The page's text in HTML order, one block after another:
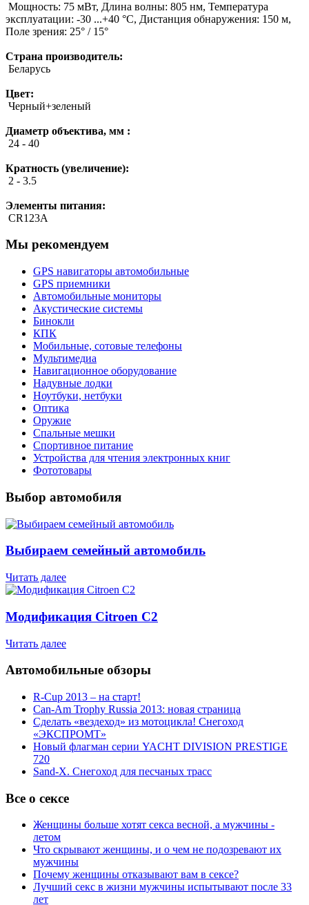
Мощность: 75 мВт, Длина волны: 805 нм, Температура
эксплуатации: -30 ...+40 °C, Дистанция обнаружения: 150 м,
Поле зрения: 25° / 15°
Страна производитель:
Беларусь
Цвет:
Черный+зеленый
Диаметр объектива, мм :
24 - 40
Кратность (увеличение):
2 - 3.5
Элементы питания:
СR123A
Мы рекомендуем
GPS навигаторы автомобильные
GPS приемники
Автомобильные мониторы
Акустические системы
Бинокли
КПК
Мобильные, сотовые телефоны
Мультимедиа
Навигационное оборудование
Надувные лодки
Ноутбуки, нетбуки
Оптика
Оружие
Спальные мешки
Спортивное питание
Устройства для чтения электронных книг
Фототовары
Выбор автомобиля
Выбираем семейный автомобиль
Читать далее
Модификация Citroen С2
Читать далее
Автомобильные обзоры
R-Cup 2013 – на старт!
Can-Am Trophy Russia 2013: новая страница
Сделать «вездеход» из мотоцикла! Снегоход
«ЭКСПРОМТ»
Новый флагман серии YACHT DIVISION PRESTIGE
720
Sand-X. Снегоход для песчаных трасс
Все о сексе
Женщины больше хотят секса весной, а мужчины -
летом
Что скрывают женщины, и о чем не подозревают их
мужчины
Почему женщины отказывают вам в сексе?
Лучший секс в жизни мужчины испытывают после 33
лет